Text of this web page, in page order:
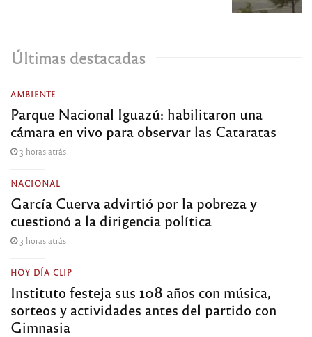
Últimas destacadas
AMBIENTE
Parque Nacional Iguazú: habilitaron una
cámara en vivo para observar las Cataratas
3 horas atrás
NACIONAL
García Cuerva advirtió por la pobreza y
cuestionó a la dirigencia política
3 horas atrás
HOY DÍA CLIP
Instituto festeja sus 108 años con música,
sorteos y actividades antes del partido con
Gimnasia